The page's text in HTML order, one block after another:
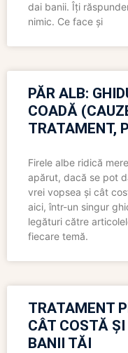
dai banii. Îți
nimic. Ce face și
PĂR ALB:
COADĂ
TRATAMENT,
Firele albe ridică
apărut, dacă se pot
vrei vopsea și cât
aici, într-un singur
legături către
fiecare temă.
TRATAMENT
CÂT COSTĂ
BANII TĂI